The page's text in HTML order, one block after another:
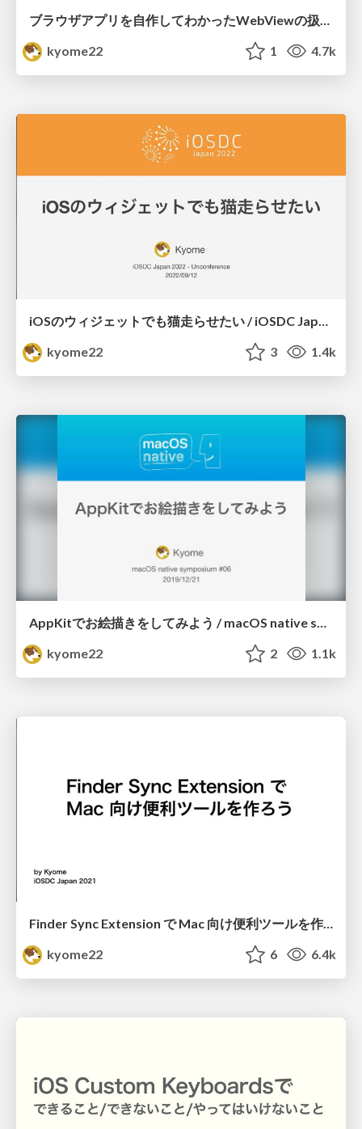
ブラウザアプリを自作してわかったWebViewの扱い方/iOS Meetup in 福岡
kyome22
1 4.7k
iOSのウィジェットでも猫走らせたい / iOSDC Japan 2022 Day2 Unconference
kyome22
3 1.4k
AppKitでお絵描きをしてみよう / macOS native symposium #06
kyome22
2 1.1k
Finder Sync Extension で Mac 向け便利ツールを作ろう / iOSDC Japan 2021
kyome22
6 6.4k